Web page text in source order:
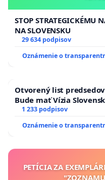
STOP STRATEGICKÉMU
NA SLOVENSKU
29 634 podpisov
Oznámenie o
Otvorený list
Bude mať Vízia
1 233 podpisov
Oznámenie o
PETÍCIA ZA